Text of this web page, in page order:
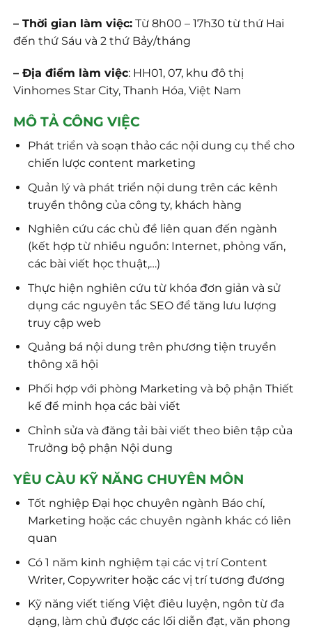
– Thời gian làm việc: Từ 8h00 – 17h30 từ thứ Hai
đến thứ Sáu và 2 thứ Bảy/tháng
– Địa điểm làm việc: HH01, 07, khu đô thị
Vinhomes Star City, Thanh Hóa, Việt Nam
MÔ TẢ CÔNG VIỆC
Phát triển và soạn thảo các nội dung cụ thể cho
chiến lược content marketing
Quản lý và phát triển nội dung trên các kênh
truyền thông của công ty, khách hàng
Nghiên cứu các chủ đề liên quan đến ngành
(kết hợp từ nhiều nguồn: Internet, phỏng vấn,
các bài viết học thuật,…)
Thực hiện nghiên cứu từ khóa đơn giản và sử
dụng các nguyên tắc SEO để tăng lưu lượng
truy cập web
Quảng bá nội dung trên phương tiện truyền
thông xã hội
Phối hợp với phòng Marketing và bộ phận Thiết
kế để minh họa các bài viết
Chỉnh sửa và đăng tải bài viết theo biên tập của
Trưởng bộ phận Nội dung
YÊU CÀU KỸ NĂNG CHUYÊN MÔN
Tốt nghiệp Đại học chuyên ngành Báo chí,
Marketing hoặc các chuyên ngành khác có liên
quan
Có 1 năm kinh nghiệm tại các vị trí Content
Writer, Copywriter hoặc các vị trí tương đương
Kỹ năng viết tiếng Việt điêu luyện, ngôn từ đa
dạng, làm chủ được các lối diễn đạt, văn phong